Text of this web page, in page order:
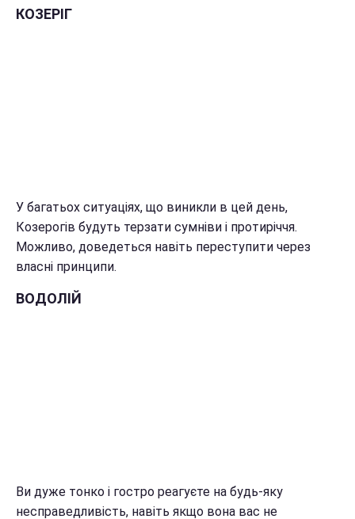
КОЗЕРІГ
У багатьох ситуаціях, що виникли в цей день,
Козерогів будуть терзати сумніви і протиріччя.
Можливо, доведеться навіть переступити через
власні принципи.
ВОДОЛІЙ
Ви дуже тонко і гостро реагуєте на будь-яку
несправедливість, навіть якщо вона вас не